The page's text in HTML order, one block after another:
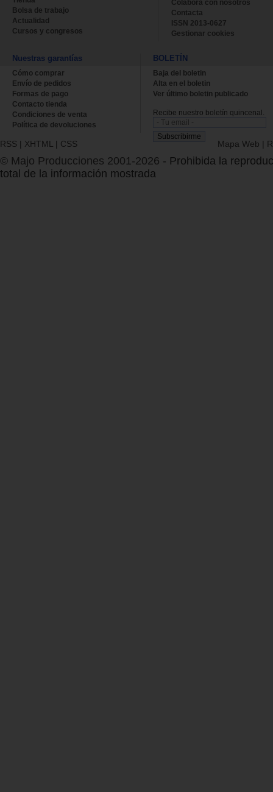
Bolsa de trabajo
Actualidad
Cursos y congresos
Colabora con nosotros
Contacta
ISSN 2013-0627
Gestionar cookies
Nuestras garantías
Cómo comprar
Envío de pedidos
Formas de pago
Contacto tienda
Condiciones de venta
Política de devoluciones
BOLETÍN
Baja del boletin
Alta en el boletin
Ver último boletin publicado
Recibe nuestro boletín quincenal.
RSS | XHTML | CSS Mapa Web |
© Majo Producciones 2001-2026 - Prohibida la
total de la información mostrada